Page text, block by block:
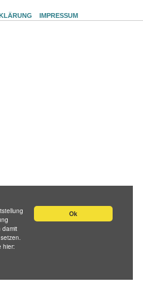
Ok
damit
hier:
IMPRESSUM